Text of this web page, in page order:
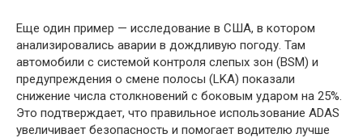
Еще один пример — исследование в США, в котором
анализировались аварии в дождливую погоду. Там
автомобили с системой контроля слепых зон (BSM) и
предупреждения о смене полосы (LKA) показали
снижение числа столкновений с боковым ударом на 25%.
Это подтверждает, что правильное использование ADAS
увеличивает безопасность и помогает водителю лучше